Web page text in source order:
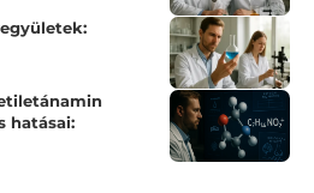
hatásai: